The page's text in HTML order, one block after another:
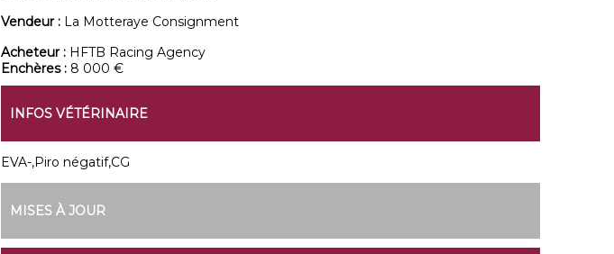
Vendeur : La Motteraye Consignment
Acheteur : HFTB Racing Agency
Enchères : 8 000 €
INFOS VÉTÉRINAIRE
EVA-,Piro négatif,CG
MISES À JOUR